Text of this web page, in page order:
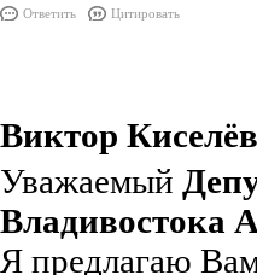
Ответить Цитировать
Виктор Киселёв
Уважаемый
Владивостока
Я предлагаю